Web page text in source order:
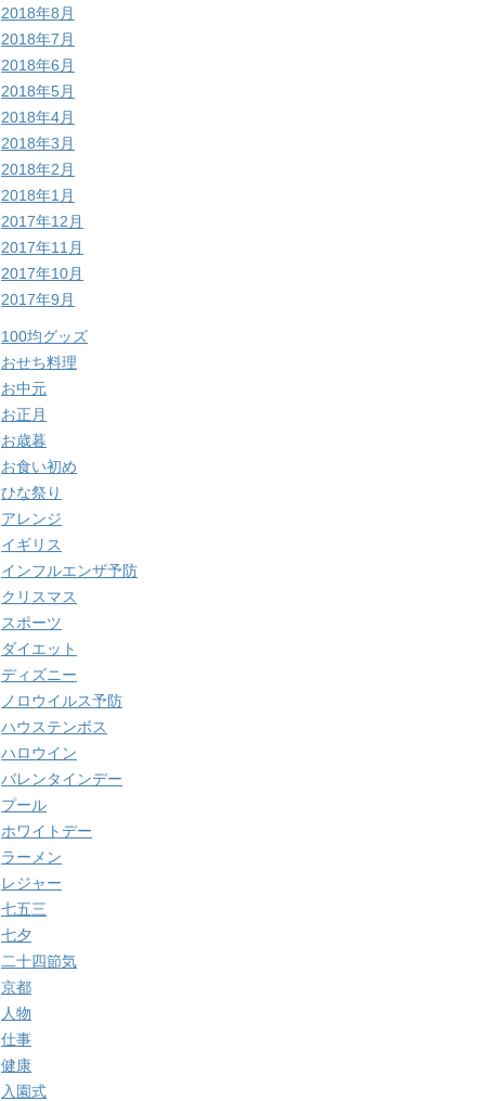
2018年8月
2018年7月
2018年6月
2018年5月
2018年4月
2018年3月
2018年2月
2018年1月
2017年12月
2017年11月
2017年10月
2017年9月
100均グッズ
おせち料理
お中元
お正月
お歳暮
お食い初め
ひな祭り
アレンジ
イギリス
インフルエンザ予防
クリスマス
スポーツ
ダイエット
ディズニー
ノロウイルス予防
ハウステンボス
ハロウイン
バレンタインデー
プール
ホワイトデー
ラーメン
レジャー
七五三
七夕
二十四節気
京都
人物
仕事
健康
入園式